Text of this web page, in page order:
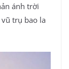
ánh trời
trụ bao la